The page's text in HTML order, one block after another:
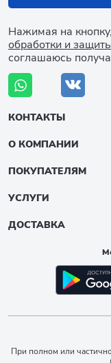
Нажимая на
обработки и
соглашаюсь
КОНТАКТЫ
О КОМПАНИИ
ПОКУПАТЕЛЯМ
УСЛУГИ
ДОСТАВКА
При полном или